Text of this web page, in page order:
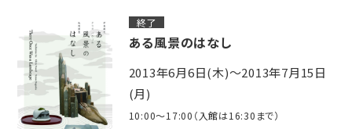
終了
ある風景のはなし
2013年6月6日(木)～2013年7月15日
(月)
10:00～17:00（入館は16:30まで）